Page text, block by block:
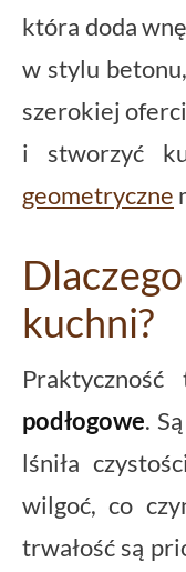
która doda
w stylu
szerokiej
i stworzyć
geometryczne
kuchni?
podłogowe.
lśniła
wilgoć, co
trwałość są